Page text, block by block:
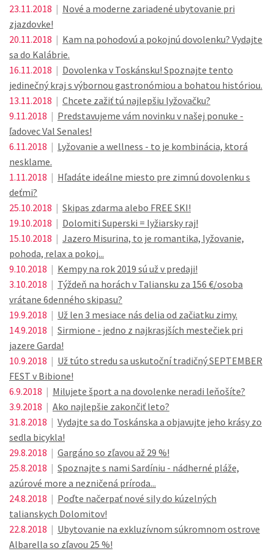
23.11.2018 | Nové a moderne zariadené ubytovanie pri
zjazdovke!
20.11.2018 | Kam na pohodovú a pokojnú dovolenku? Vydajte
sa do Kalábrie.
16.11.2018 | Dovolenka v Toskánsku! Spoznajte tento
jedinečný kraj s výbornou gastronómiou a bohatou históriou.
13.11.2018 | Chcete zažiť tú najlepšiu lyžovačku?
9.11.2018 | Predstavujeme vám novinku v našej ponuke -
ľadovec Val Senales!
6.11.2018 | Lyžovanie a wellness - to je kombinácia, ktorá
nesklame.
1.11.2018 | Hľadáte ideálne miesto pre zimnú dovolenku s
deťmi?
25.10.2018 | Skipas zdarma alebo FREE SKI!
19.10.2018 | Dolomiti Superski = lyžiarsky raj!
15.10.2018 | Jazero Misurina, to je romantika, lyžovanie,
pohoda, relax a pokoj...
9.10.2018 | Kempy na rok 2019 sú už v predaji!
3.10.2018 | Týždeň na horách v Taliansku za 156 €/osoba
vrátane 6denného skipasu?
19.9.2018 | Už len 3 mesiace nás delia od začiatku zimy.
14.9.2018 | Sirmione - jedno z najkrasjších mestečiek pri
jazere Garda!
10.9.2018 | Už túto stredu sa uskutoční tradičný SEPTEMBER
FEST v Bibione!
6.9.2018 | Milujete šport a na dovolenke neradi leňošíte?
3.9.2018 | Ako najlepšie zakončiť leto?
31.8.2018 | Vydajte sa do Toskánska a objavujte jeho krásy zo
sedla bicykla!
29.8.2018 | Gargáno so zľavou až 29 %!
25.8.2018 | Spoznajte s nami Sardíniu - nádherné pláže,
azúrové more a nezničená príroda...
24.8.2018 | Poďte načerpať nové sily do kúzelných
talianskych Dolomitov!
22.8.2018 | Ubytovanie na exkluzívnom súkromnom ostrove
Albarella so zľavou 25 %!